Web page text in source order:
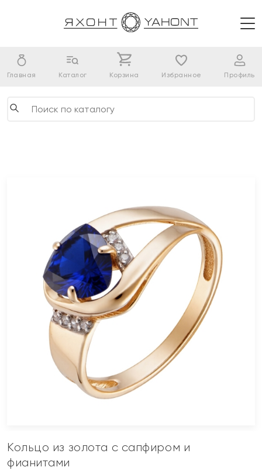
Главная Каталог Корзина Избранное Профиль
Кольцо из золота с сапфиром и
фианитами